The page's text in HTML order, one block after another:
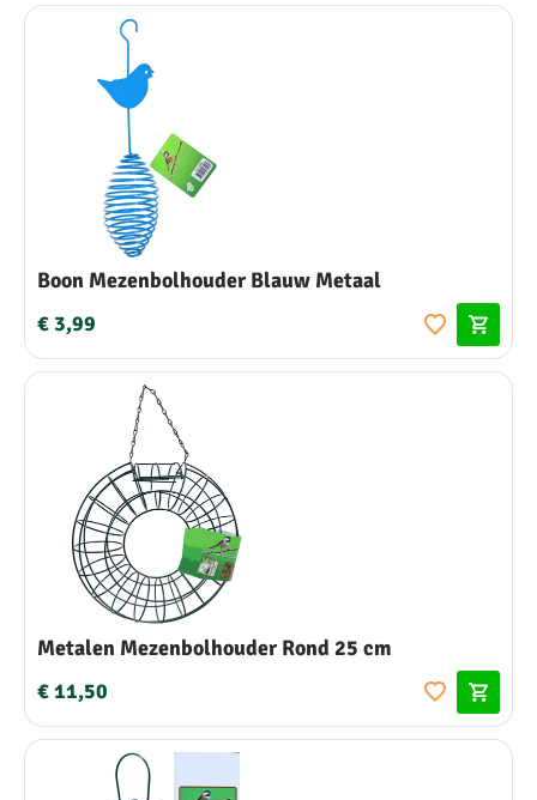
Boon Mezenbolhouder Blauw Metaal
€ 3,99
Metalen Mezenbolhouder Rond 25 cm
€ 11,50